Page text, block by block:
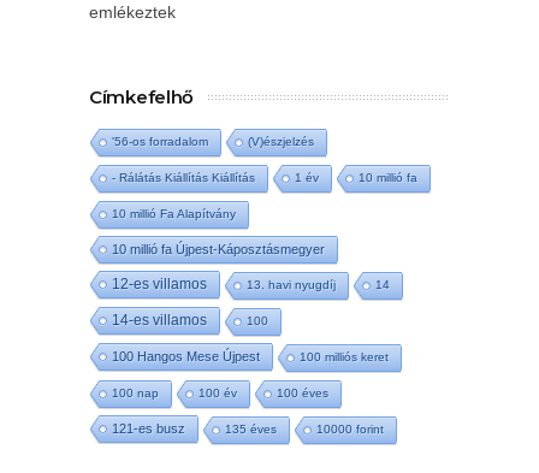
emlékeztek
Címkefelhő
'56-os forradalom (V)észjelzés
- Rálátás Kiállítás Kiállítás 1 év 10 millió fa
10 millió Fa Alapítvány
10 millió fa Újpest-Káposztásmegyer
12-es villamos 13. havi nyugdíj 14
14-es villamos 100
100 Hangos Mese Újpest 100 milliós keret
100 nap 100 év 100 éves
121-es busz 135 éves 10000 forint